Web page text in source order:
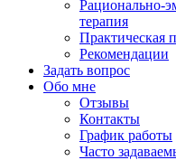
Рационально-
терапия
Практическая
Рекомендации
Задать вопрос
Обо мне
Отзывы
Контакты
График работы
Часто